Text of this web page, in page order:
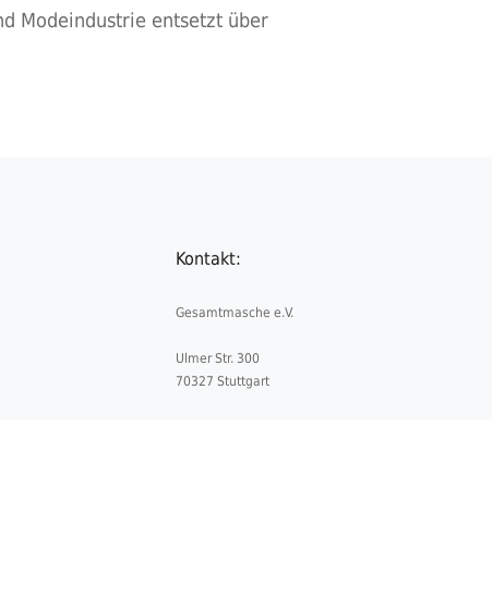
Modeindustrie entsetzt über
Kontakt:
Gesamtmasche e.V.
Ulmer Str. 300
70327 Stuttgart